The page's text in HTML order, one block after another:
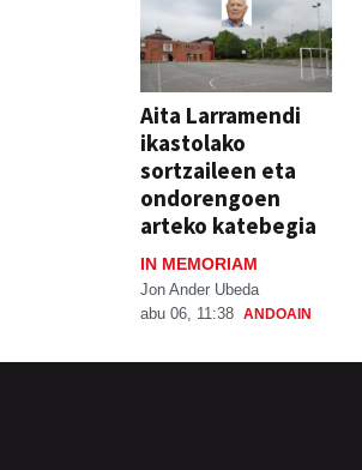
Aita Larramendi
ikastolako
sortzaileen eta
ondorengoen
arteko katebegia
IN MEMORIAM
Jon Ander Ubeda
abu 06, 11:38 ANDOAIN